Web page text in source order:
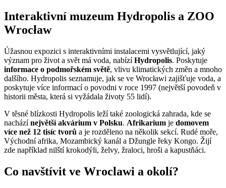
Interaktivní muzeum Hydropolis a ZOO
Wrocław
Úžasnou expozici s interaktivními instalacemi vysvětlující, jaký
význam pro život a svět má voda, nabízíHydropolis. Poskytuje
informace o podmořském světě, vlivu klimatických změn a mnoho
dalšího. Hydropolis seznamuje, jak se ve Wrocławi zajišťuje voda, a
poskytuje více informací o povodni v roce 1997 (největší povodeň v
historii města, která si vyžádala životy 55 lidí).
V těsné blízkosti Hydropolis leží také zoologická zahrada, kde se
nacházínejvětší akvárium v Polsku. Afrikarium je domovem
více než 12 tisíc tvorů a je rozděleno na několik sekcí. Rudé moře,
Východní afrika, Mozambický kanál a Džungle řeky Kongo. Žijí
zde například nilští krokodýli, želvy, žraloci, hroši a kapustňáci.
Co navštívit ve Wroclawi a okolí?